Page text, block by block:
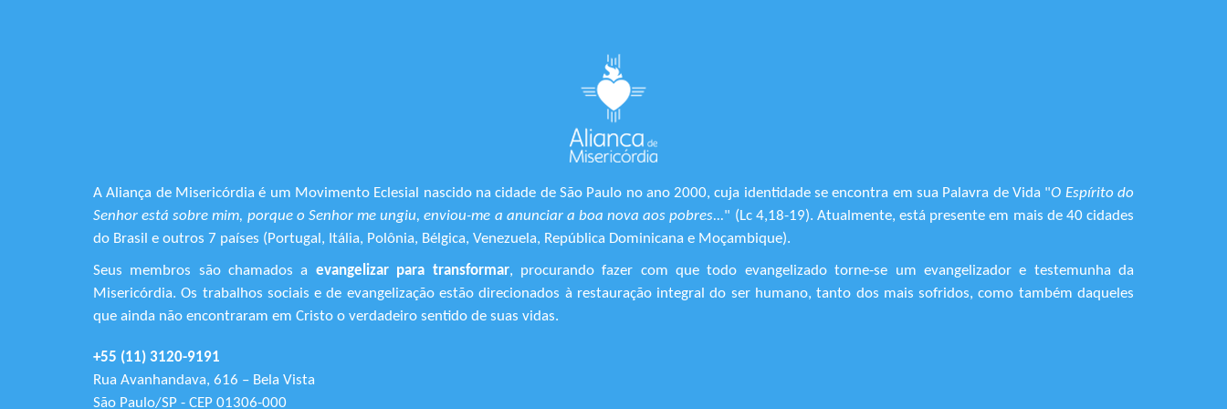
A Aliança de Misericórdia é um Movimento Eclesial nascido na cidade de São Paulo no ano 2000, cuja identidade se encontra em sua Palavra de Vida "O Espírito do
Senhor está sobre mim, porque o Senhor me ungiu, enviou-me a anunciar a boa nova aos pobres..." (Lc 4,18-19). Atualmente, está presente em mais de 40 cidades
do Brasil e outros 7 países (Portugal, Itália, Polônia, Bélgica, Venezuela, República Dominicana e Moçambique).
Seus membros são chamados a evangelizar para transformar, procurando fazer com que todo evangelizado torne-se um evangelizador e testemunha da
Misericórdia. Os trabalhos sociais e de evangelização estão direcionados à restauração integral do ser humano, tanto dos mais sofridos, como também daqueles
que ainda não encontraram em Cristo o verdadeiro sentido de suas vidas.
+55 (11) 3120-9191
Rua Avanhandava, 616 – Bela Vista
São Paulo/SP - CEP 01306-000